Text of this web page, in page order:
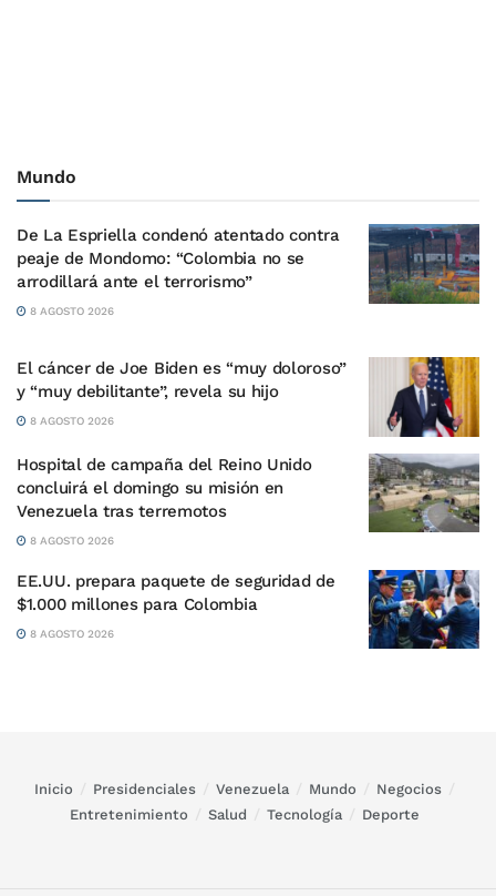
Mundo
De La Espriella condenó atentado contra
peaje de Mondomo: “Colombia no se
arrodillará ante el terrorismo”
8 AGOSTO 2026
El cáncer de Joe Biden es “muy doloroso”
y “muy debilitante”, revela su hijo
8 AGOSTO 2026
Hospital de campaña del Reino Unido
concluirá el domingo su misión en
Venezuela tras terremotos
8 AGOSTO 2026
EE.UU. prepara paquete de seguridad de
$1.000 millones para Colombia
8 AGOSTO 2026
Inicio Presidenciales Venezuela Mundo
Negocios
Entretenimiento
Salud Tecnología Deporte